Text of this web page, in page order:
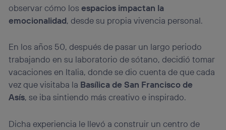
observar cómo losespacios impactan la
emocionalidad, desde su propia vivencia personal.
En los años 50, después de pasar un largo periodo
trabajando en su laboratorio de sótano, decidió tomar
vacaciones en Italia, donde se dio cuenta de que cada
vez que visitaba la Basílica de San Francisco de
Asís, se iba sintiendo más creativo e inspirado.
Dicha experiencia le llevó a construir un centro de
Puedes gestionar los consentimientos Utiq seleccionando
“Administrar Utiq” en la parte inferior de esta página web o
visitando el portal de privacidad de Utiq
la política de privacidad de Utiq.